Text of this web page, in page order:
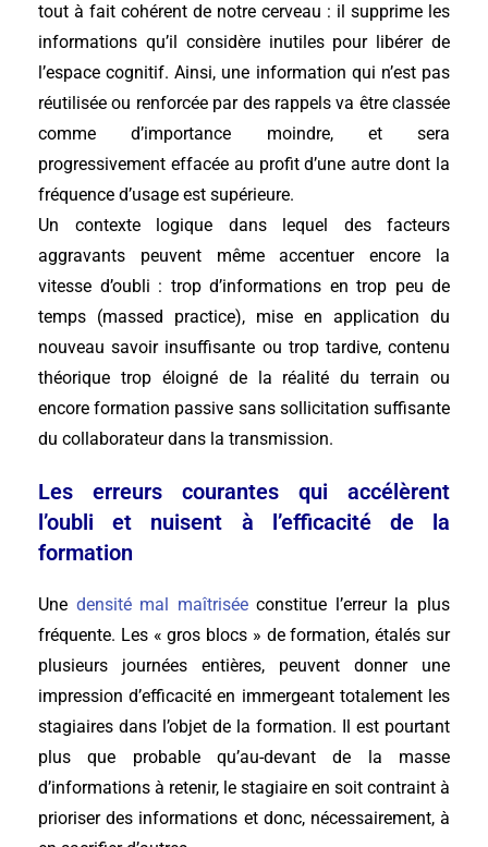
tout à fait cohérent de notre cerveau : il supprime les
informations qu’il considère inutiles pour libérer de
l’espace cognitif. Ainsi, une information qui n’est pas
réutilisée ou renforcée par des rappels va être classée
comme d’importance moindre, et sera
progressivement effacée au profit d’une autre dont la
fréquence d’usage est supérieure.
Un contexte logique dans lequel des facteurs
aggravants peuvent même accentuer encore la
vitesse d’oubli : trop d’informations en trop peu de
temps (massed practice), mise en application du
nouveau savoir insuffisante ou trop tardive, contenu
théorique trop éloigné de la réalité du terrain ou
encore formation passive sans sollicitation suffisante
du collaborateur dans la transmission.
Les erreurs courantes qui accélèrent
l’oubli et nuisent à l’efficacité de la
formation
Une densité mal maîtriséeconstitue l’erreur la plus
fréquente. Les « gros blocs » de formation, étalés sur
plusieurs journées entières, peuvent donner une
impression d’efficacité en immergeant totalement les
stagiaires dans l’objet de la formation. Il est pourtant
plus que probable qu’au-devant de la masse
d’informations à retenir, le stagiaire en soit contraint à
prioriser des informations et donc, nécessairement, à